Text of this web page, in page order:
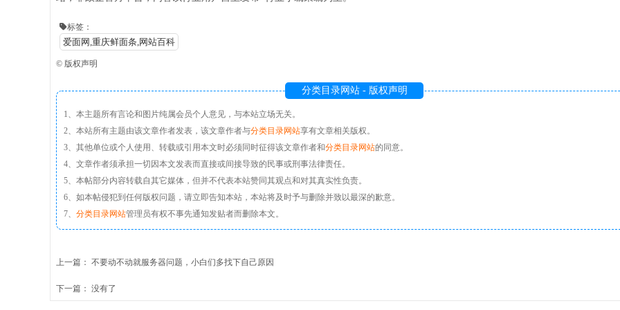
标签：
爱面网,重庆鲜面条,网站百科
© 版权声明
分类目录网站 - 版权声明
1、本主题所有言论和图片纯属会员个人意见，与本站立场无关。
2、本站所有主题由该文章作者发表，该文章作者与分类目录网站享有文章相关版权。
3、其他单位或个人使用、转载或引用本文时必须同时征得该文章作者和分类目录网站的同意。
4、文章作者须承担一切因本文发表而直接或间接导致的民事或刑事法律责任。
5、本帖部分内容转载自其它媒体，但并不代表本站赞同其观点和对其真实性负责。
6、如本帖侵犯到任何版权问题，请立即告知本站，本站将及时予与删除并致以最深的歉意。
7、 分类目录网站管理员有权不事先通知发贴者而删除本文。
上一篇： 不要动不动就服务器问题，小白们多找下自己原因
下一篇： 没有了